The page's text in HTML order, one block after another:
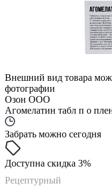
Внешний вид товара
фотографии
Озон ООО
Агомелатин табл п о
Забрать можно сегодня
Доступна скидка 3%
Рецептурный